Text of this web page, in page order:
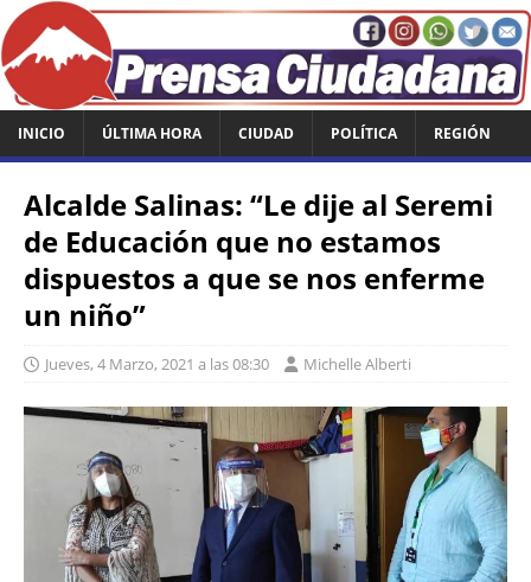
INICIO ÚLTIMA HORA CIUDAD POLÍTICA REGIÓN
Alcalde Salinas: “Le dije al Seremi
de Educación que no estamos
dispuestos a que se nos enferme
un niño”
Jueves, 4 Marzo, 2021 a las 08:30 Michelle Alberti